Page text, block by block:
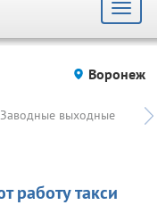
Toggle
Воронеж
Заводные выходные
работу такси